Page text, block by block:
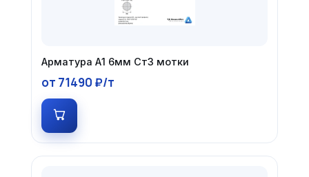
Арматура А1 6мм Ст3 мотки
от 71490 ₽/т